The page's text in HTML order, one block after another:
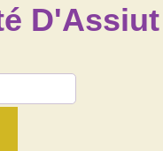
D'Assiut